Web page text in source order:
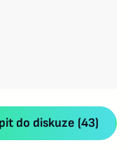
do diskuze (43)